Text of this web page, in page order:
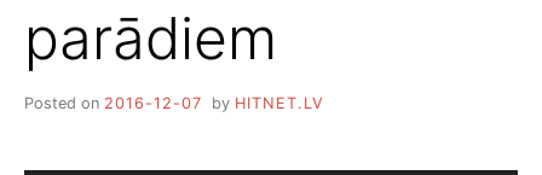
parādiem
Posted on 2016-12-07 by HITNET.LV